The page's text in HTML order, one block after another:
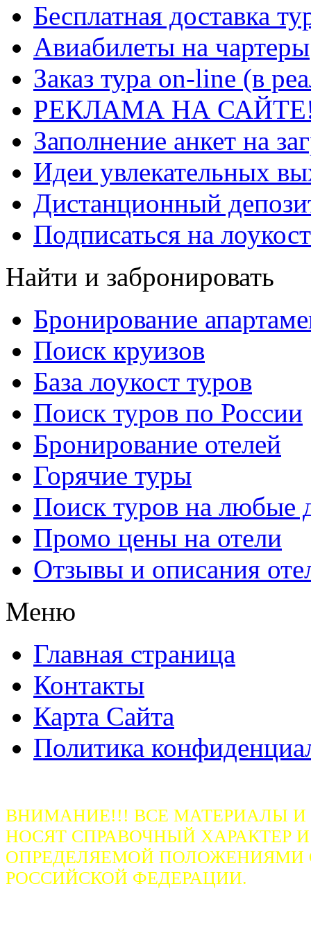
Бесплатная доставка
Авиабилеты на чартеры
Заказ тура on-line (в
РЕКЛАМА НА
Заполнение анкет на
Идеи увлекательных
Дистанционный
Подписаться на
Найти и забронировать
Бронирование
Поиск круизов
База лоукост туров
Поиск туров по России
Бронирование отелей
Горячие туры
Поиск туров на любые
Промо цены на отели
Отзывы и описания
Меню
Главная страница
Контакты
Карта Сайта
Политика
ВНИМАНИЕ!!! ВСЕ МАТЕРИАЛЫ
НОСЯТ СПРАВОЧНЫЙ ХАРАКТЕР
ОПРЕДЕЛЯЕМОЙ ПОЛОЖЕНИЯМИ
РОССИЙСКОЙ ФЕДЕРАЦИИ.